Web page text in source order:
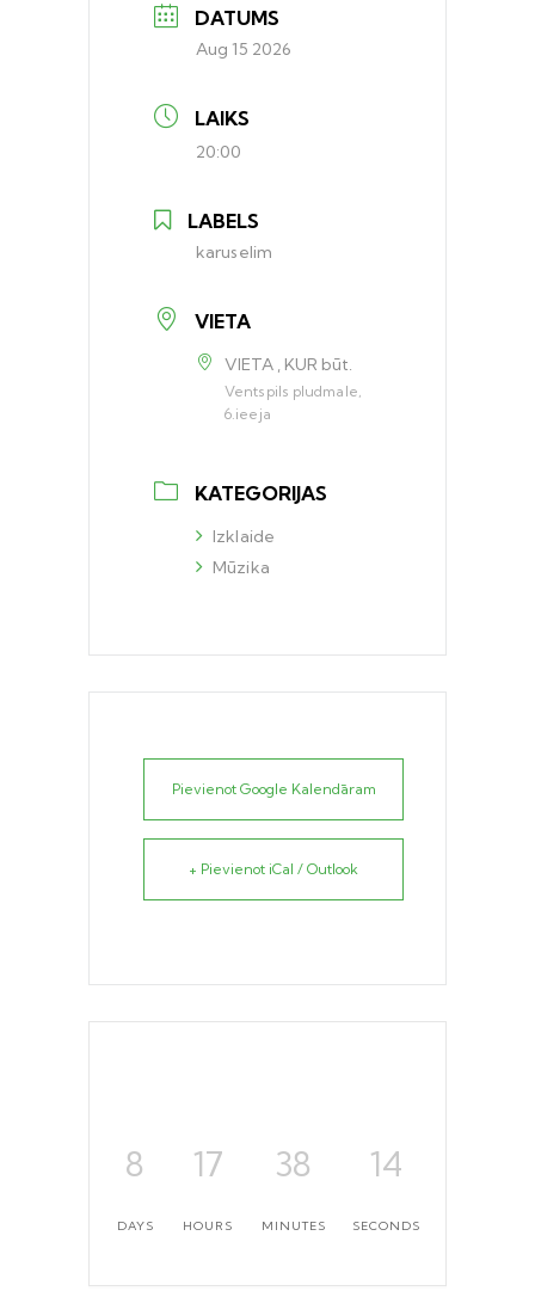
DATUMS
Aug 15 2026
LAIKS
20:00
LABELS
karuselim
VIETA
VIETA , KUR būt.
Ventspils pludmale,
6.ieeja
KATEGORIJAS
Izklaide
Mūzika
Pievienot Google Kalendāram
+ Pievienot iCal / Outlook
8
DAYS
17
HOURS
38
MINUTES
14
SECONDS